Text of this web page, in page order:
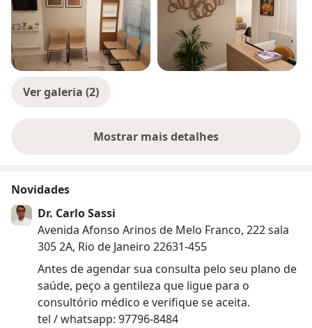
Ver galeria (2)
Mostrar mais detalhes
sobre a experiência
Novidades
Dr. Carlo Sassi
Avenida Afonso Arinos de Melo Franco, 222 sala
305 2A, Rio de Janeiro 22631-455
Antes de agendar sua consulta pelo seu plano de
saúde, peço a gentileza que ligue para o
consultório médico e verifique se aceita.
tel / whatsapp: 97796-8484